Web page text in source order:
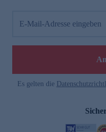
E-Mail-Adresse eingeben
Es gelten die